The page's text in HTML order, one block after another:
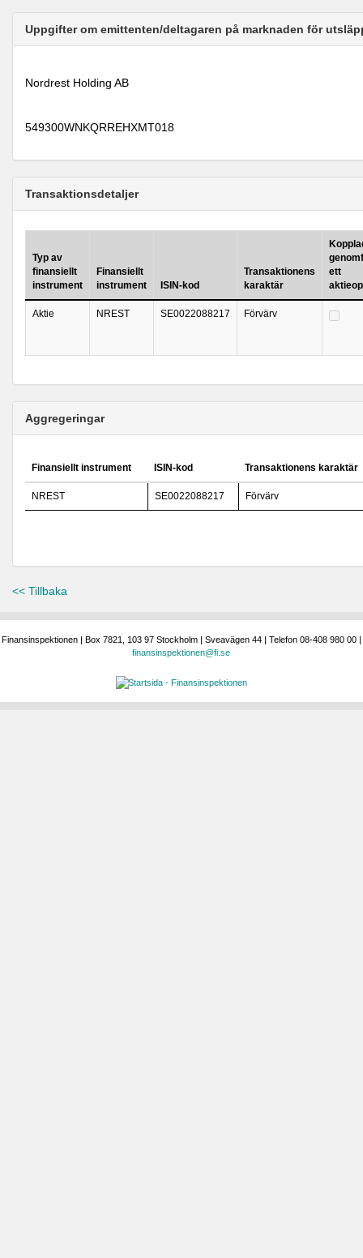
Uppgifter om emittenten/deltagaren på marknaden för
Nordrest Holding AB
549300WNKQRREHXMT018
Transaktionsdetaljer
Typ av
finansiellt
instrument
Finansiellt
instrument
ISIN-kod
Transaktionens
karaktär
ett
Aktie NREST SE0022088217 Förvärv
Aggregeringar
Finansiellt instrument ISIN-kod Transaktionens karaktär
NREST SE0022088217 Förvärv
<< Tillbaka
Finansinspektionen | Box 7821, 103 97 Stockholm | Sveavägen 44 | Telefon 08-408 980 00 |
finansinspektionen@fi.se